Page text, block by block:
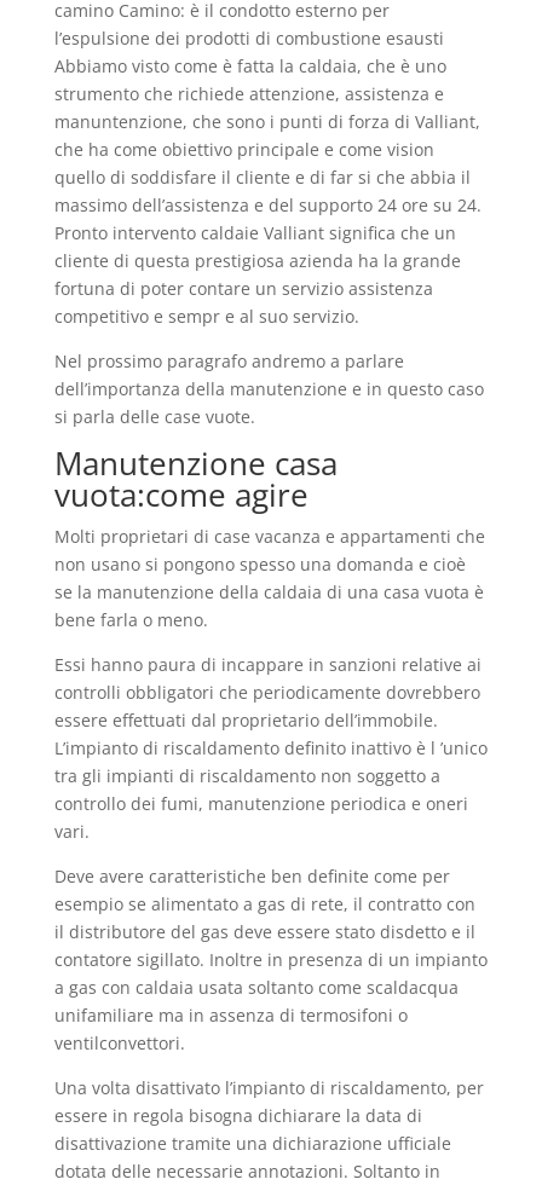
camino Camino: è il condotto esterno per
l’espulsione dei prodotti di combustione esausti
Abbiamo visto come è fatta la caldaia, che è uno
strumento che richiede attenzione, assistenza e
manuntenzione, che sono i punti di forza di Valliant,
che ha come obiettivo principale e come vision
quello di soddisfare il cliente e di far si che abbia il
massimo dell’assistenza e del supporto 24 ore su 24.
Pronto intervento caldaie Valliant significa che un
cliente di questa prestigiosa azienda ha la grande
fortuna di poter contare un servizio assistenza
competitivo e sempr e al suo servizio.
Nel prossimo paragrafo andremo a parlare
dell’importanza della manutenzione e in questo caso
si parla delle case vuote.
Manutenzione casa
vuota:come agire
Molti proprietari di case vacanza e appartamenti che
non usano si pongono spesso una domanda e cioè
se la manutenzione della caldaia di una casa vuota è
bene farla o meno.
Essi hanno paura di incappare in sanzioni relative ai
controlli obbligatori che periodicamente dovrebbero
essere effettuati dal proprietario dell’immobile.
L’impianto di riscaldamento definito inattivo è l ’unico
tra gli impianti di riscaldamento non soggetto a
controllo dei fumi, manutenzione periodica e oneri
vari.
Deve avere caratteristiche ben definite come per
esempio se alimentato a gas di rete, il contratto con
il distributore del gas deve essere stato disdetto e il
contatore sigillato. Inoltre in presenza di un impianto
a gas con caldaia usata soltanto come scaldacqua
unifamiliare ma in assenza di termosifoni o
ventilconvettori.
Una volta disattivato l’impianto di riscaldamento, per
essere in regola bisogna dichiarare la data di
disattivazione tramite una dichiarazione ufficiale
dotata delle necessarie annotazioni. Soltanto in